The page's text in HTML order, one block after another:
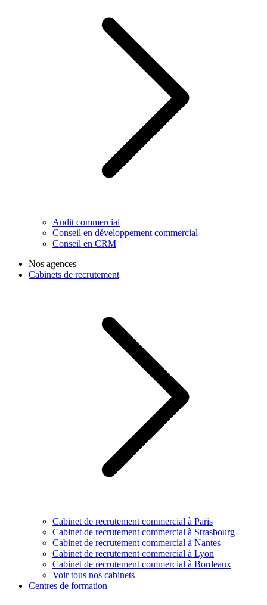
Audit commercial
Conseil en développement commercial
Conseil en CRM
Nos agences
Cabinets de recrutement
Cabinet de recrutement commercial à Paris
Cabinet de recrutement commercial à Strasbourg
Cabinet de recrutement commercial à Nantes
Cabinet de recrutement commercial à Lyon
Cabinet de recrutement commercial à Bordeaux
Voir tous nos cabinets
Centres de formation